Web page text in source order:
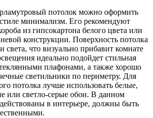
потолок можно оформить
минимализм. Его рекомендуют
из гипсокартона белого цвета или
конструкции. Поверхность потолка
света, что визуально прибавит комнате
идеально подойдет стильная
плафонами, а также хорошо
светильники по периметру. Для
потолка лучше использовать белые,
или светло-серые обои. В данном
в интерьере, должны быть